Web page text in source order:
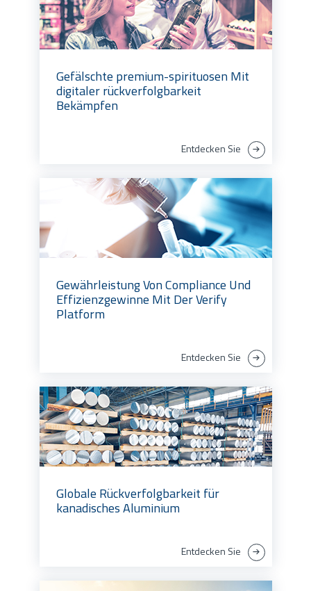
Gefälschte premium-spirituosen Mit
digitaler rückverfolgbarkeit
Bekämpfen
Entdecken Sie
Gewährleistung Von Compliance Und
Effizienzgewinne Mit Der Verify
Platform
Entdecken Sie
Globale Rückverfolgbarkeit für
kanadisches Aluminium
Entdecken Sie